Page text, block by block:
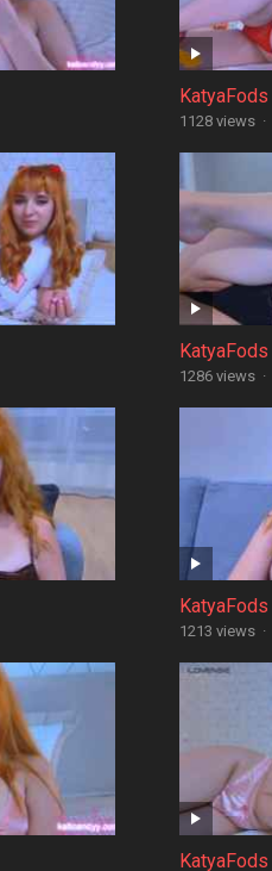
KatyaFods
1128 views ·
KatyaFods
1286 views ·
KatyaFods
1213 views ·
KatyaFods